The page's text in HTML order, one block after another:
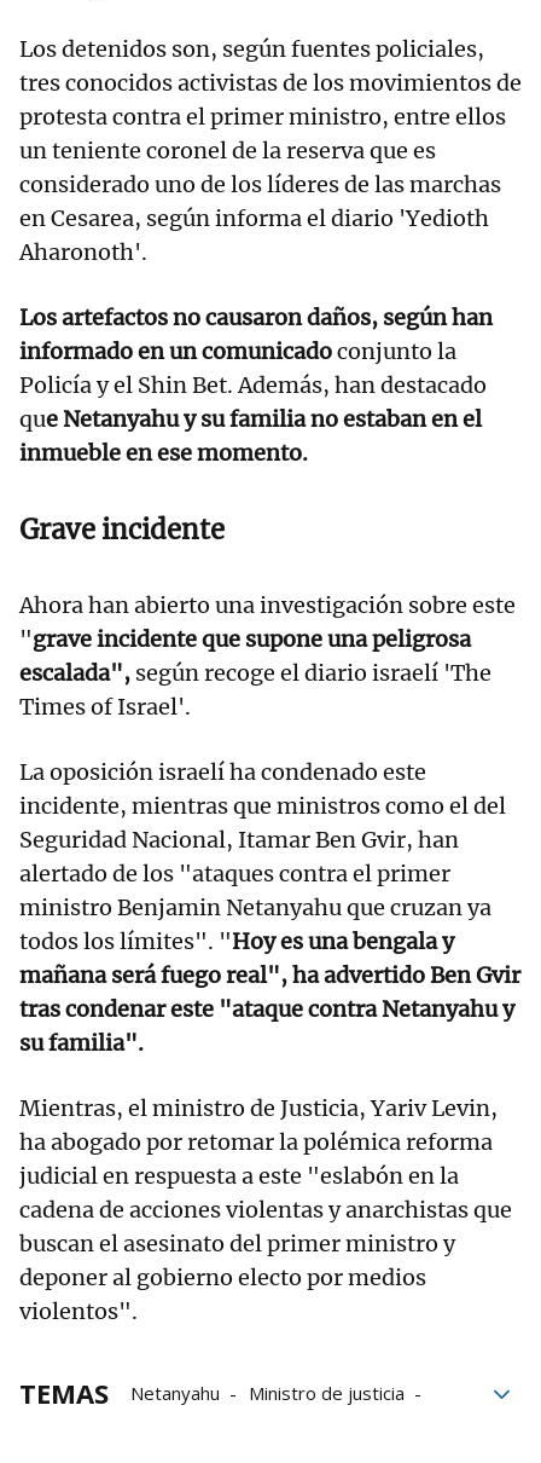
Los detenidos son, según fuentes policiales,
tres conocidos activistas de los movimientos de
protesta contra el primer ministro, entre ellos
un teniente coronel de la reserva que es
considerado uno de los líderes de las marchas
en Cesarea, según informa el diario 'Yedioth
Aharonoth'.
Los artefactos no causaron daños, según han
informado en un comunicadoconjunto la
Policía y el Shin Bet. Además, han destacado
que Netanyahu y su familia no estaban en el
inmueble en ese momento.
Grave incidente
Ahora han abierto una investigación sobre este
"grave incidente que supone una peligrosa
escalada", según recoge el diario israelí 'The
Times of Israel'.
La oposición israelí ha condenado este
incidente, mientras que ministros como el del
Seguridad Nacional, Itamar Ben Gvir, han
alertado de los "ataques contra el primer
ministro Benjamin Netanyahu que cruzan ya
todos los límites". "Hoy es una bengala y
mañana será fuego real", ha advertido Ben Gvir
tras condenar este "ataque contra Netanyahu y
su familia".
Mientras, el ministro de Justicia, Yariv Levin,
ha abogado por retomar la polémica reforma
judicial en respuesta a este "eslabón en la
cadena de acciones violentas y anarchistas que
buscan el asesinato del primer ministro y
deponer al gobierno electo por medios
violentos".
TEMAS Netanyahu
Ministro de justicia